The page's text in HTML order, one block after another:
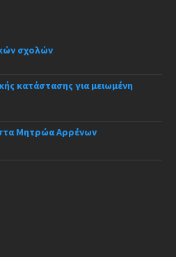
σχολών
κατάστασης για μειωμένη
Μητρώα Αρρένων